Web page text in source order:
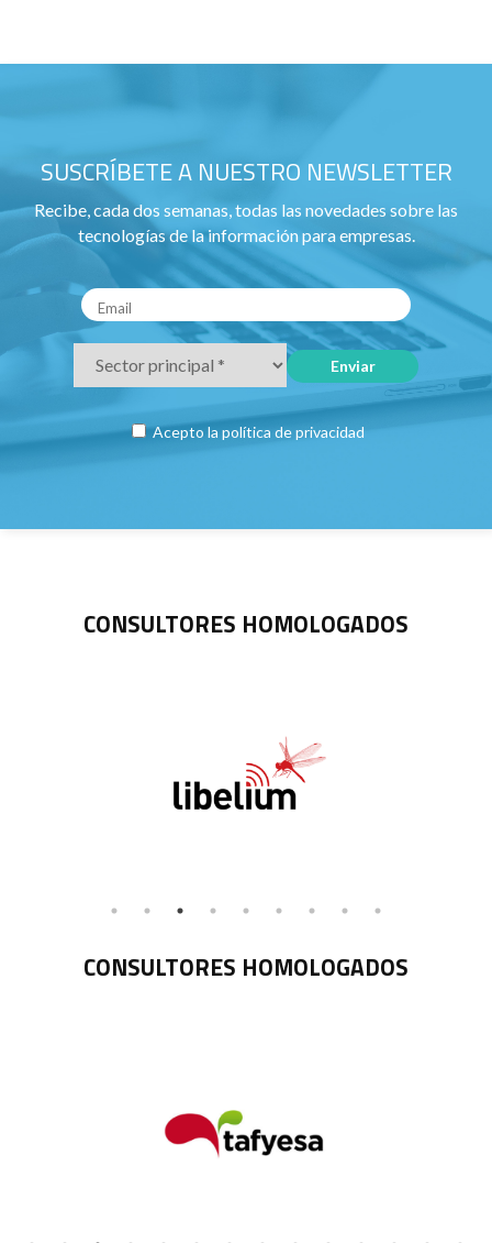
SUSCRÍBETE A NUESTRO NEWSLETTER
Recibe, cada dos semanas, todas las novedades sobre las
tecnologías de la información para empresas.
Acepto la política de privacidad
CONSULTORES HOMOLOGADOS
CONSULTORES HOMOLOGADOS